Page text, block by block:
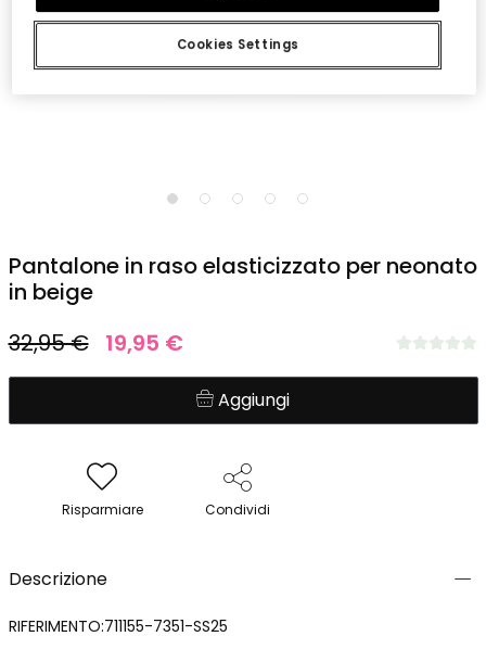
1 2 3 4 5
Pantalone in raso elasticizzato per neonato
in beige
32,95 € 19,95 €
Aggiungi
Risparmiare Condividi
Descrizione
RIFERIMENTO:711155-7351-SS25
Cookies Settings